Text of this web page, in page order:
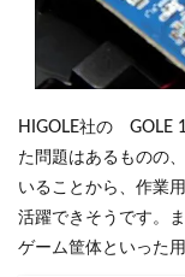
HIGOLE社の GOLE
た問題はあるものの
いることから、作業
活躍できそうです。
ゲーム筐体といった